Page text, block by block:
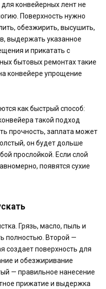
конвейерных лент не
Поверхность нужно
обезжирить, высушить,
выдержать указанное
и прикатать с
бытовых ремонтах такие
конвейере упрощение
как быстрый способ:
такой подход
прочность, заплата может
он будет дольше
прослойкой. Если слой
появятся сухие
Грязь, масло, пыль и
полностью. Второй —
создает поверхность для
и обезжиривание
— правильное нанесение
прижатие и выдержка